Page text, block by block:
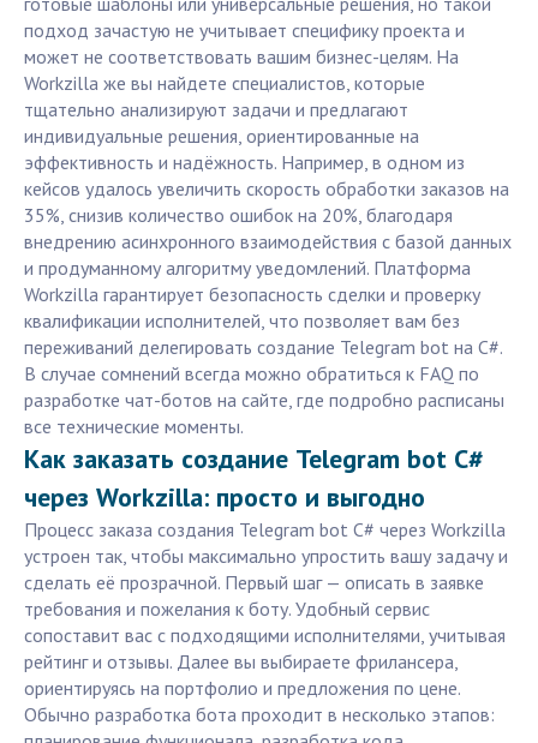
подход зачастую не учитывает специфику проекта и
может не соответствовать вашим бизнес-целям. На
Workzilla же вы найдете специалистов, которые
тщательно анализируют задачи и предлагают
индивидуальные решения, ориентированные на
эффективность и надёжность. Например, в одном из
кейсов удалось увеличить скорость обработки заказов на
35%, снизив количество ошибок на 20%, благодаря
внедрению асинхронного взаимодействия с базой данных
и продуманному алгоритму уведомлений. Платформа
Workzilla гарантирует безопасность сделки и проверку
квалификации исполнителей, что позволяет вам без
переживаний делегировать создание Telegram bot на C#.
В случае сомнений всегда можно обратиться к FAQ по
разработке чат-ботов на сайте, где подробно расписаны
все технические моменты.
Как заказать создание Telegram bot C#
через Workzilla: просто и выгодно
Процесс заказа создания Telegram bot C# через Workzilla
устроен так, чтобы максимально упростить вашу задачу и
сделать её прозрачной. Первый шаг — описать в заявке
требования и пожелания к боту. Удобный сервис
сопоставит вас с подходящими исполнителями, учитывая
рейтинг и отзывы. Далее вы выбираете фрилансера,
ориентируясь на портфолио и предложения по цене.
Обычно разработка бота проходит в несколько этапов: